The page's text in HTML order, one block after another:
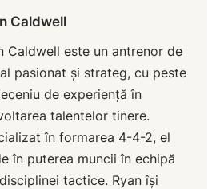
Caldwell
Caldwell este un antrenor de
pasionat și strateg, cu peste
de experiență în
talentelor tinere.
în formarea 4-4-2, el
în puterea muncii în echipă
tactice. Ryan își